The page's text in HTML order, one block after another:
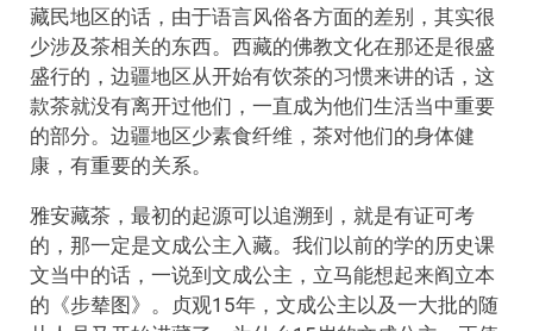
藏民地区的话，由于语言风俗各方面的差别，其实很
少涉及茶相关的东西。西藏的佛教文化在那还是很盛
盛行的，边疆地区从开始有饮茶的习惯来讲的话，这
款茶就没有离开过他们，一直成为他们生活当中重要
的部分。边疆地区少素食纤维，茶对他们的身体健
康，有重要的关系。
雅安藏茶，最初的起源可以追溯到，就是有证可考
的，那一定是文成公主入藏。我们以前的学的历史课
文当中的话，一说到文成公主，立马能想起来阎立本
的《步辇图》。贞观15年，文成公主以及一大批的随